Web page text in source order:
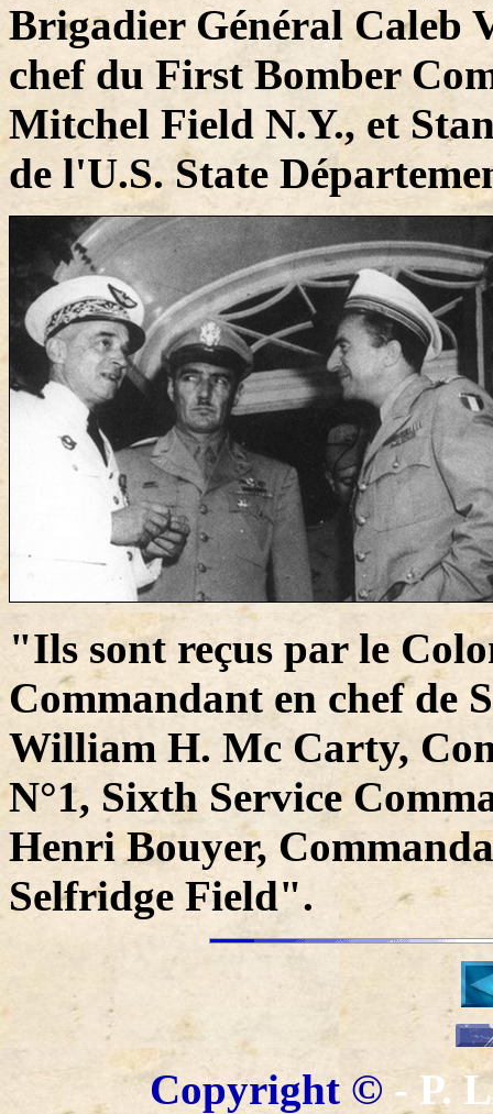
Brigadier Général Caleb
chef du First Bomber
Mitchel Field N.Y., et
de l'U.S. State
"Ils sont reçus par le
Commandant en chef de
William H. Mc Carty,
N°1, Sixth Service
Henri Bouyer,
Selfridge Field".
Copyright © - P.